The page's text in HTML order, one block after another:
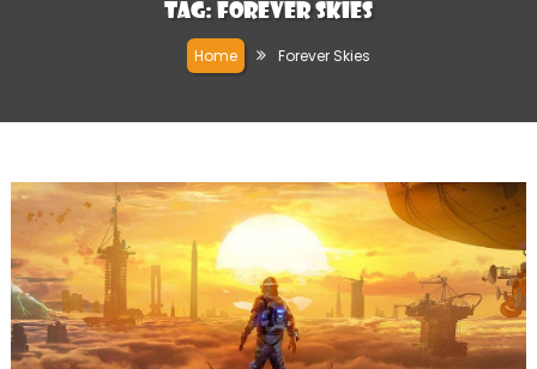
Tag: Forever Skies
Home Forever Skies